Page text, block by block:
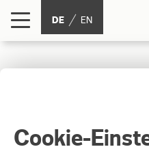
DE EN
Als Betreiber des Berliner
verpflichtet, die
Cookie-